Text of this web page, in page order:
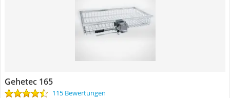
Gehetec 165
115 Bewertungen